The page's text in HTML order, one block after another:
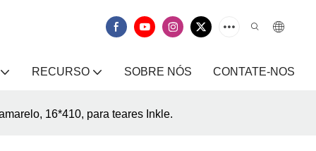
RECURSO SOBRE NÓS CONTATE-NOS
16*410, para teares Inkle.